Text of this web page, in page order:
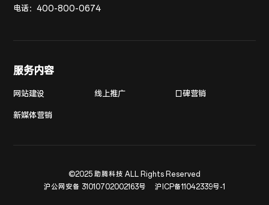
电话：400-800-0674
服务内容
网站建设 线上推广 口碑营销
新媒体营销
©2025 助腾科技 ALL Rights Reserved
沪公网安备 31010702002163号
沪ICP备11042339号-1